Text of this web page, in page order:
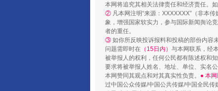
扯下公款旅游的“隐身衣”
本网将追究其相关法律责任和经济责任。
② 凡本网注明“来源：XXXXXXX”（非本
象，增强国家软实力，参与国际新闻舆论
者的重任。
③ 如你所反映投诉报料和投稿的部份内容
问题需即时在 （15日内） 与本网联系，经
被举报人的权利，任何公民都有陈述权和知
要求将被举报人姓名、地址、单位、实名
本网赞同其观点和对其真实性负责。 ● 本
过中国公众传媒/中国公共传媒/中国全民